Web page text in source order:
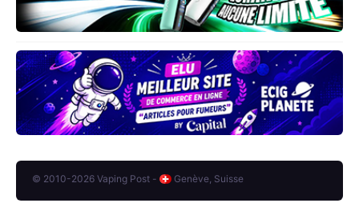
© 2010-2026 Vaping Post - Genève, Suisse